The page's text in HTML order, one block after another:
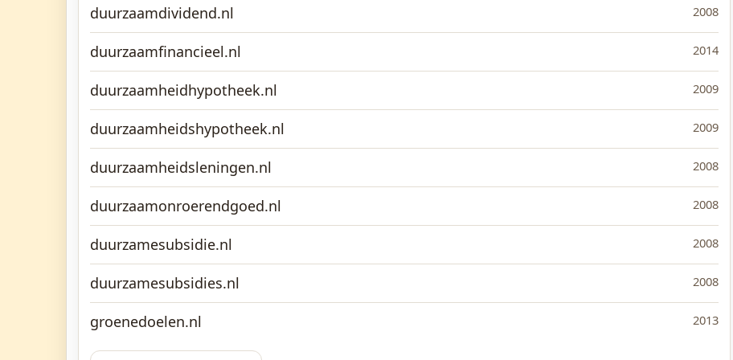
duurzaamdividend.nl 2008
duurzaamfinancieel.nl 2014
duurzaamheidhypotheek.nl 2009
duurzaamheidshypotheek.nl 2009
duurzaamheidsleningen.nl 2008
duurzaamonroerendgoed.nl 2008
duurzamesubsidie.nl 2008
duurzamesubsidies.nl 2008
groenedoelen.nl 2013